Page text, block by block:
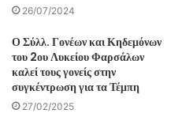
26/07/2024
Ο Σύλλ. Γονέων και Κηδεμόνων
του 2ου Λυκείου Φαρσάλων
καλεί τους γονείς στην
συγκέντρωση για τα Τέμπη
27/02/2025